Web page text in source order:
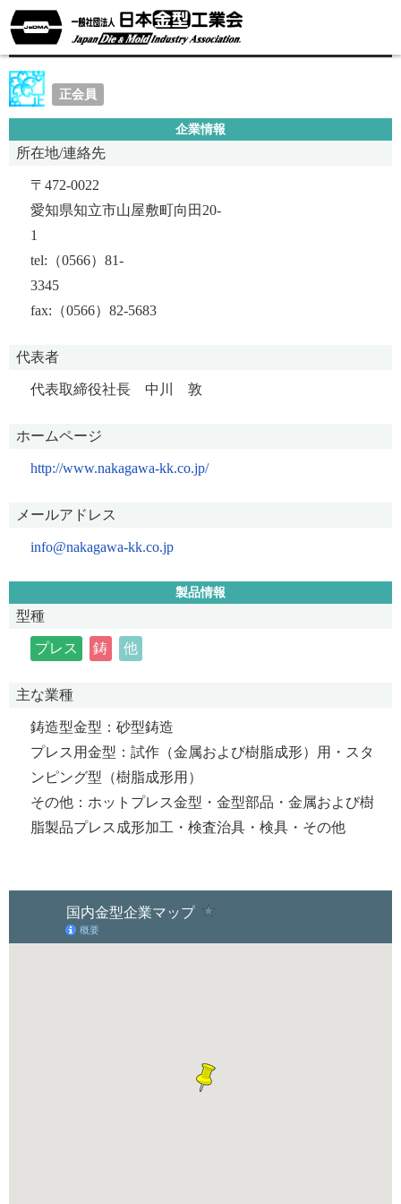
中川工業株式会社
正会員
企業情報
所在地/連絡先
〒472-0022
愛知県知立市山屋敷町向田20-
1
tel:（0566）81-
3345
fax:（0566）82-5683
代表者
代表取締役社長 中川 敦
ホームページ
http://www.nakagawa-kk.co.jp/
メールアドレス
info@nakagawa-kk.co.jp
製品情報
型種
プレス 鋳 他
主な業種
鋳造型金型：砂型鋳造
プレス用金型：試作（金属および樹脂成形）用・スタ
ンピング型（樹脂成形用）
その他：ホットプレス金型・金型部品・金属および樹
脂製品プレス成形加工・検査治具・検具・その他